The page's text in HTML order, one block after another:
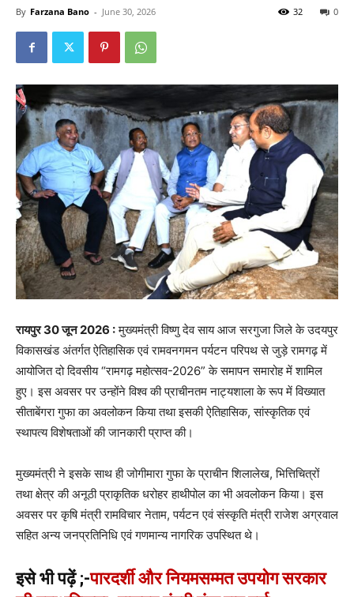
By Farzana Bano - June 30, 2026 0
32
रायपुर 30 जून 2026 :मुख्यमंत्री विष्णु देव साय आज सरगुजा जिले के उदयपुर
विकासखंड अंतर्गत ऐतिहासिक एवं रामवनगमन पर्यटन परिपथ से जुड़े रामगढ़ में
आयोजित दो दिवसीय “रामगढ़ महोत्सव-2026” के समापन समारोह में शामिल
हुए। इस अवसर पर उन्होंने विश्व की प्राचीनतम नाट्यशाला के रूप में विख्यात
सीताबेंगरा गुफा का अवलोकन किया तथा इसकी ऐतिहासिक, सांस्कृतिक एवं
स्थापत्य विशेषताओं की जानकारी प्राप्त की।
मुख्यमंत्री ने इसके साथ ही जोगीमारा गुफा के प्राचीन शिलालेख, भित्तिचित्रों
तथा क्षेत्र की अनूठी प्राकृतिक धरोहर हाथीपोल का भी अवलोकन किया। इस
अवसर पर कृषि मंत्री रामविचार नेताम, पर्यटन एवं संस्कृति मंत्री राजेश अग्रवाल
सहित अन्य जनप्रतिनिधि एवं गणमान्य नागरिक उपस्थित थे।
इसे भी पढ़ें ;-पारदर्शी और नियमसम्मत उपयोग सरकार